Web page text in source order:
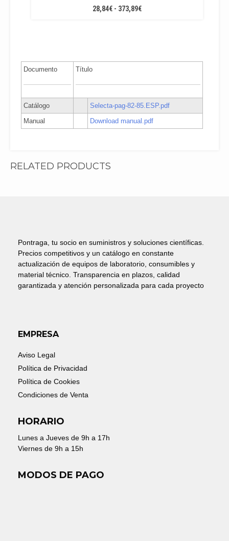
28,84€ - 373,89€RANGO
HASTA
Documento Título
Catálogo
Selecta-pag-82-85.ESP.pdf
Manual
Download manual.pdf
RELATED PRODUCTS
Pontraga, tu socio en suministros y soluciones científicas.
Precios competitivos y un catálogo en constante
actualización de equipos de laboratorio, consumibles y
material técnico. Transparencia en plazos, calidad
garantizada y atención personalizada para cada proyecto
EMPRESA
Aviso Legal
Política de Privacidad
Política de Cookies
Condiciones de Venta
HORARIO
Lunes a Jueves de 9h a 17h
Viernes de 9h a 15h
MODOS DE PAGO